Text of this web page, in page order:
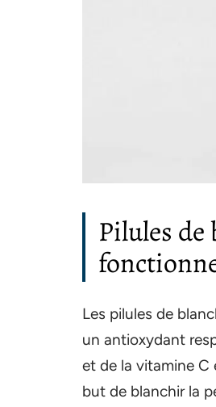
Pilules
Les pilules de
un antioxydant
et de la vitamine
but de blanchir la